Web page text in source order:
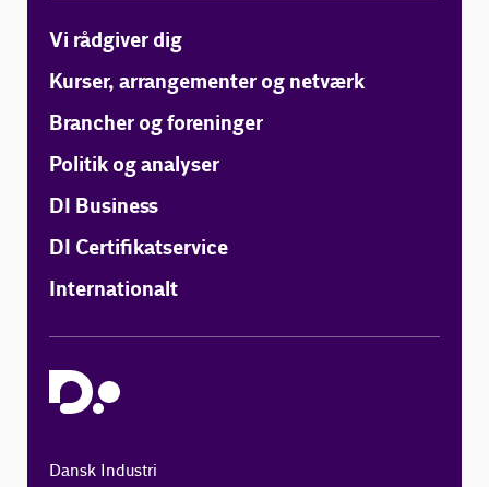
Vi rådgiver dig
Kurser, arrangementer og netværk
Brancher og foreninger
Politik og analyser
DI Business
DI Certifikatservice
Internationalt
Dansk Industri